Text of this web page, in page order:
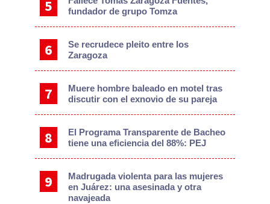
fundador de grupo Tomza
Se recrudece pleito entre los
Zaragoza
Muere hombre baleado en motel tras
discutir con el exnovio de su pareja
El Programa Transparente de Bacheo
tiene una eficiencia del 88%: PEJ
Madrugada violenta para las mujeres
en Juárez: una asesinada y otra
navajeada